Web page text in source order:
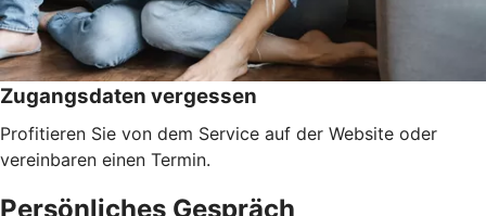
Zugangsdaten vergessen
Profitieren Sie von dem Service auf der Website oder
vereinbaren einen Termin.
Persönliches Gespräch